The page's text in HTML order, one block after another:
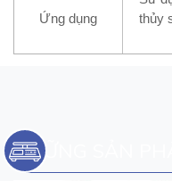
Ứng dụng
thủy
NHỮNG SẢN